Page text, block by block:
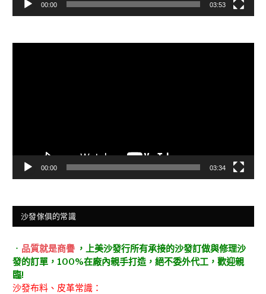
00:00 03:53
00:00 03:34
沙發傢俱的常識
． 品質就是商譽 ，上美沙發行所有承接的沙發訂做與修理沙
發的訂單，100%在廠內親手打造，絕不委外代工，歡迎親
臨!
沙發布料、皮革常識：